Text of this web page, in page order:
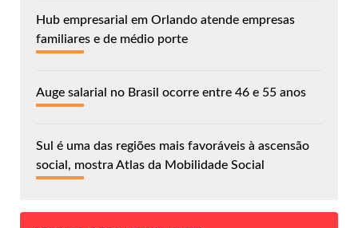
Hub empresarial em Orlando atende empresas
familiares e de médio porte
Auge salarial no Brasil ocorre entre 46 e 55 anos
Sul é uma das regiões mais favoráveis à ascensão
social, mostra Atlas da Mobilidade Social